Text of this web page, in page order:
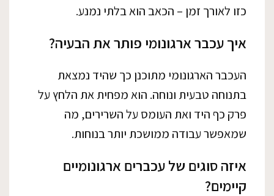
כזו לאורך זמן – הכאב הוא בלתי נמנע.
איך עכבר ארגונומי פותר את הבעיה?
העכבר הארגונומי מתוכנן כך שהיד נמצאת
בתנוחה טבעית ונוחה. הוא מפחית את הלחץ על
פרק כף היד ואת העומס על השרירים, מה
שמאפשר עבודה ממושכת יותר בנוחות.
איזה סוגים של עכברים ארגונומיים
קיימים?